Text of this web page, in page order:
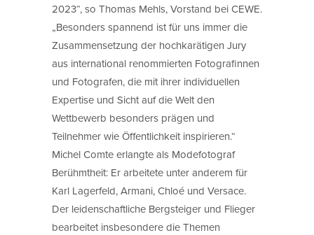
2023“, so Thomas Mehls, Vorstand bei CEWE.
„Besonders spannend ist für uns immer die
Zusammensetzung der hochkarätigen Jury
aus international renommierten Fotografinnen
und Fotografen, die mit ihrer individuellen
Expertise und Sicht auf die Welt den
Wettbewerb besonders prägen und
Teilnehmer wie Öffentlichkeit inspirieren.“
Michel Comte erlangte als Modefotograf
Berühmtheit: Er arbeitete unter anderem für
Karl Lagerfeld, Armani, Chloé und Versace.
Der leidenschaftliche Bergsteiger und Flieger
bearbeitet insbesondere die Themen